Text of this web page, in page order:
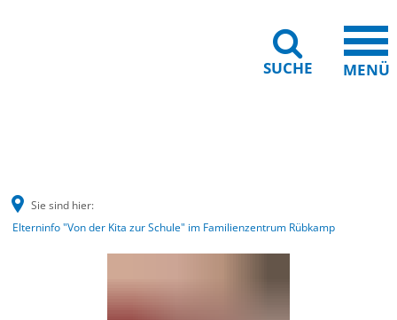
SUCHE MENÜ
Sie sind hier:
Elterninfo "Von der Kita zur Schule" im Familienzentrum Rübkamp